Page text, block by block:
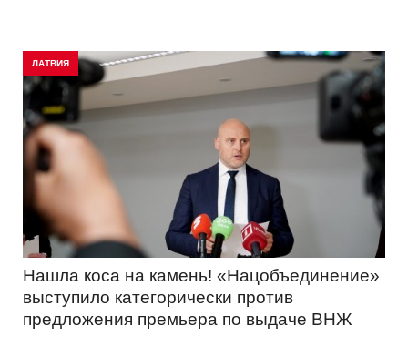
ЛАТВИЯ
Нашла коса на камень! «Нацобъединение»
выступило категорически против
предложения премьера по выдаче ВНЖ